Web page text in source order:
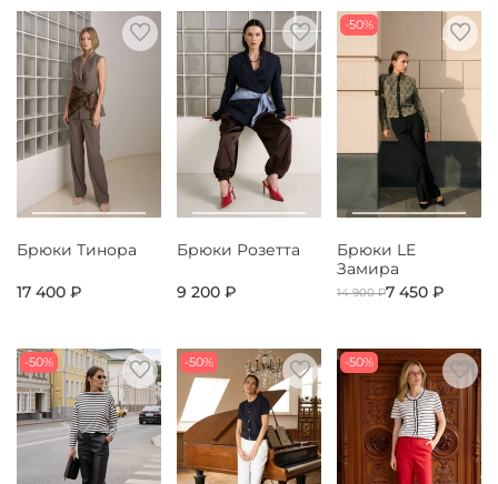
Брюки Тинора
17 400 ₽
Брюки Розетта
9 200 ₽
-50%
Брюки LE
Замира
14 900 ₽7 450 ₽
-50% -50% -50%